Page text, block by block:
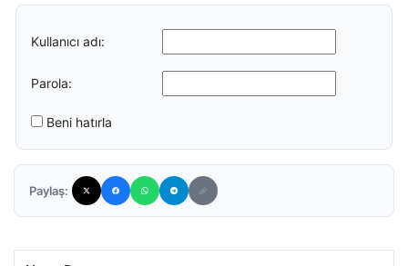
Kullanıcı adı:
Parola:
Beni hatırla
Paylaş: